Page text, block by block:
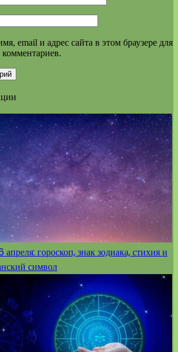
email и адрес сайта в этом браузере для
гороскоп, знак зодиака, стихия и
символ